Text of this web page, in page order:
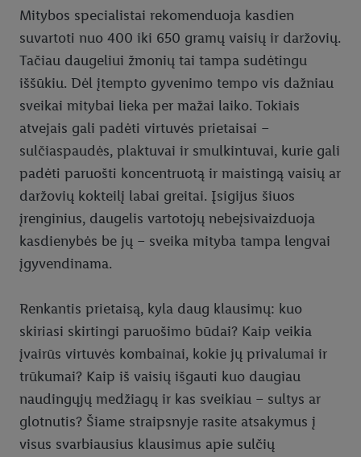
Mitybos specialistai rekomenduoja kasdien
suvartoti nuo 400 iki 650 gramų vaisių ir daržovių.
Tačiau daugeliui žmonių tai tampa sudėtingu
iššūkiu. Dėl įtempto gyvenimo tempo vis dažniau
sveikai mitybai lieka per mažai laiko. Tokiais
atvejais gali padėti virtuvės prietaisai –
sulčiaspaudės, plaktuvai ir smulkintuvai, kurie gali
padėti paruošti koncentruotą ir maistingą vaisių ar
daržovių kokteilį labai greitai. Įsigijus šiuos
įrenginius, daugelis vartotojų nebeįsivaizduoja
kasdienybės be jų – sveika mityba tampa lengvai
įgyvendinama.
Renkantis prietaisą, kyla daug klausimų: kuo
skiriasi skirtingi paruošimo būdai? Kaip veikia
įvairūs virtuvės kombainai, kokie jų privalumai ir
trūkumai? Kaip iš vaisių išgauti kuo daugiau
naudingųjų medžiagų ir kas sveikiau – sultys ar
glotnutis? Šiame straipsnyje rasite atsakymus į
visus svarbiausius klausimus apie sulčių